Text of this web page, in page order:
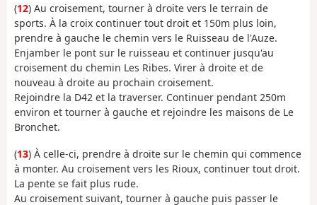
(12) Au croisement, tourner à droite vers le terrain de
sports. À la croix continuer tout droit et 150m plus loin,
prendre à gauche le chemin vers le Ruisseau de l'Auze.
Enjamber le pont sur le ruisseau et continuer jusqu'au
croisement du chemin Les Ribes. Virer à droite et de
nouveau à droite au prochain croisement.
Rejoindre la D42 et la traverser. Continuer pendant 250m
environ et tourner à gauche et rejoindre les maisons de Le
Bronchet.
(13) À celle-ci, prendre à droite sur le chemin qui commence
à monter. Au croisement vers les Rioux, continuer tout droit.
La pente se fait plus rude.
Au croisement suivant, tourner à gauche puis passer le